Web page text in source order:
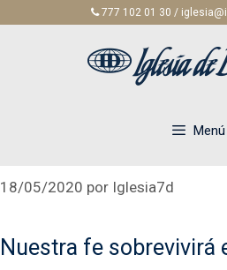
777 102 01 30 /
Menú
18/05/2020 por Iglesia7d
Nuestra fe sobrevivirá